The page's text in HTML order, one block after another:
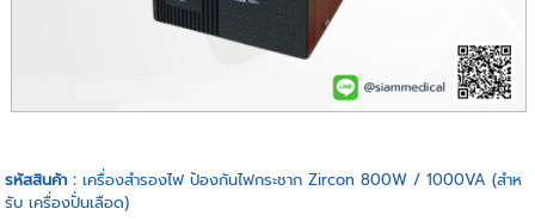
รหัสสินค้า :เครื่องสำรองไฟ ป้องกันไฟกระชาก Zircon 800W / 1000VA (สำห
รับ เครื่องปั่นเลือด)